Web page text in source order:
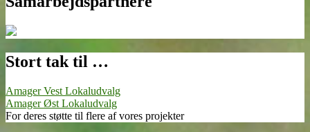
Stort tak til …
Amager Vest Lokaludvalg
Amager Øst Lokaludvalg
For deres støtte til flere af vores projekter